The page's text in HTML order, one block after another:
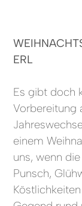
ERL
Es gibt doch
Vorbereitung
einem
uns, wenn
Punsch,